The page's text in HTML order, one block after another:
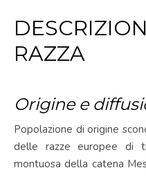
RAZZA
Origine e
Popolazione di origine sconosciuta, appartenente al gruppo
delle razze europee di
montuosa della catena